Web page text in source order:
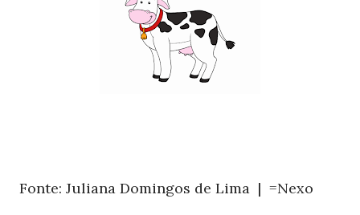
Fonte: Juliana Domingos de Lima | =Nexo